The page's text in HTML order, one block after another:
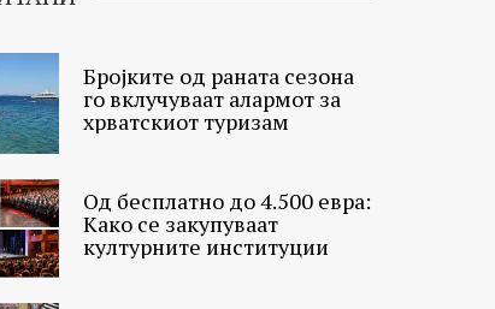
Бројките од раната сезона
го вклучуваат алармот за
хрватскиот туризам
Од бесплатно до 4.500 евра:
Како се закупуваат
културните институции